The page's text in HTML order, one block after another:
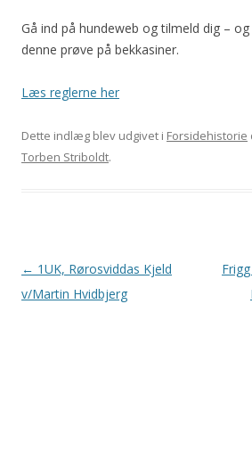
Gå ind på hundeweb og tilmeld dig –
denne prøve på bekkasiner.
Læs reglerne her
Dette indlæg blev udgivet i Forsidehistorie
Torben Striboldt.
Indlægsnavigation
← 1UK, Rørosviddas Kjeld
v/Martin Hvidbjerg